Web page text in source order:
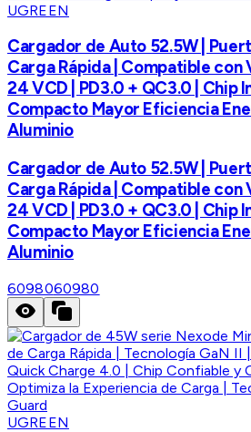
UGREEN
Cargador de Auto 52.5W |
Carga Rápida | Compatible con
24 VCD | PD3.0 + QC3.0 | Chip
Compacto Mayor Eficiencia
Aluminio
Cargador de Auto 52.5W |
Carga Rápida | Compatible con
24 VCD | PD3.0 + QC3.0 | Chip
Compacto Mayor Eficiencia
Aluminio
6098060980
UGREEN